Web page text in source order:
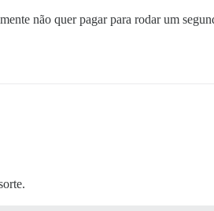
não quer pagar para rodar um